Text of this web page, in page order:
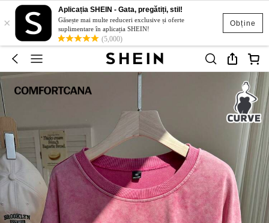
Obține
×
Aplicația SHEIN - Gata, pregătiți, stil!
Găsește mai multe reduceri exclusive și oferte
suplimentare în aplicația SHEIN!
(5,000)